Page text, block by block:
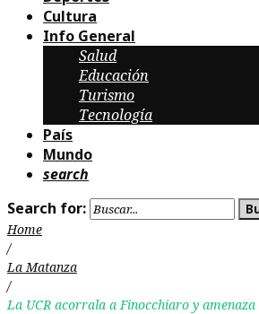
Cultura
Info General
Salud
Educación
Turismo
Tecnología
País
Mundo
search
Search for:
Home
/
La Matanza
/
La UCR acorrala a Finocchiaro y